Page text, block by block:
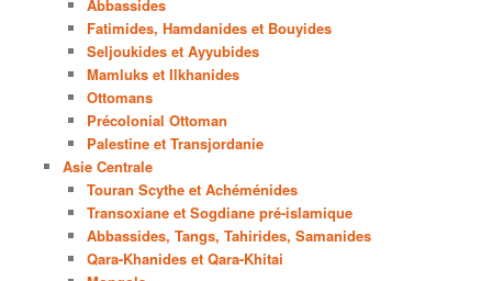
Abbassides
Fatimides, Hamdanides et Bouyides
Seljoukides et Ayyubides
Mamluks et Ilkhanides
Ottomans
Précolonial Ottoman
Palestine et Transjordanie
Asie Centrale
Touran Scythe et Achéménides
Transoxiane et Sogdiane pré-islamique
Abbassides, Tangs, Tahirides, Samanides
Qara-Khanides et Qara-Khitai